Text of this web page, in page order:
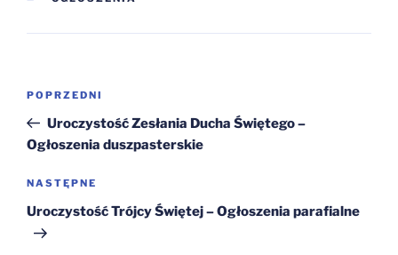
Poprzedni
wpis
POPRZEDNI
Uroczystość Zesłania Ducha Świętego –
Ogłoszenia duszpasterskie
Następny
wpis
NASTĘPNE
Uroczystość Trójcy Świętej – Ogłoszenia parafialne